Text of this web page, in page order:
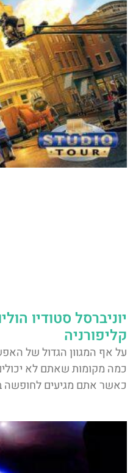
יוניברסל סטודיו
קליפורניה
על אף המגוון הגדול של
כמה מקומות שאתם לא
כאשר אתם מגיעים לחופשה